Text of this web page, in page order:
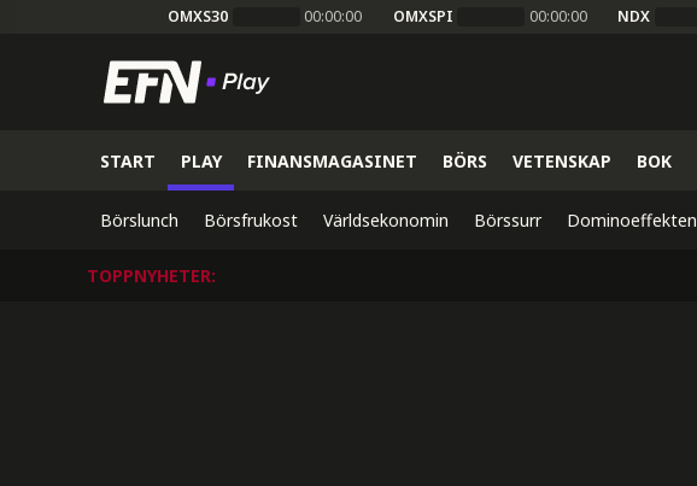
OMXS30 00:00:00 OMXSPI 00:00:00 NDX
START PLAY FINANSMAGASINET BÖRS VETENSKAP BOK
Börslunch Börsfrukost Världsekonomin Börssurr Dominoeffekten
TOPPNYHETER: